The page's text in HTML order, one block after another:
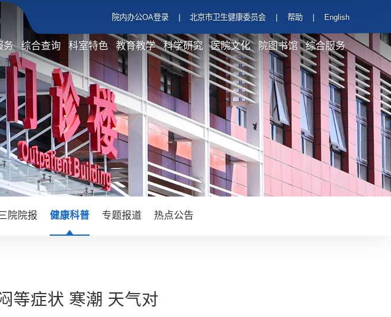
院内办公OA登录 北京市卫生健康委员会 帮助 English
务 综合查询 科室特色 教育教学 科学研究 医院文化 院图书馆 综合服务
院院报 健康科普 专题报道 热点公告
等症状 寒潮 天气对